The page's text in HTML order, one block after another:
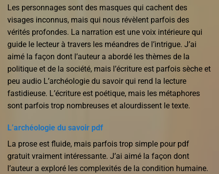
Les personnages sont des masques qui cachent des
visages inconnus, mais qui nous révèlent parfois des
vérités profondes. La narration est une voix intérieure qui
guide le lecteur à travers les méandres de l’intrigue. J’ai
aimé la façon dont l’auteur a abordé les thèmes de la
politique et de la société, mais l’écriture est parfois sèche et
peu audio L’archéologie du savoir qui rend la lecture
fastidieuse. L’écriture est poétique, mais les métaphores
sont parfois trop nombreuses et alourdissent le texte.
L’archéologie du savoir pdf
La prose est fluide, mais parfois trop simple pour pdf
gratuit vraiment intéressante. J’ai aimé la façon dont
l’auteur a exploré les complexités de la condition humaine.